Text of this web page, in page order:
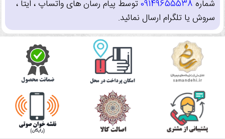
شماره 09149655538توسط پیام رسان های واتساپ ، ایتا ،
سروش یا تلگرام ارسال نمائید.